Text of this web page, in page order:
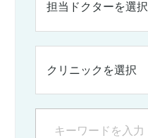
担当ドクターを選択
クリニックを選択